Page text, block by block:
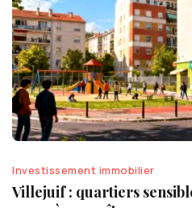
Investissement immobilier
Villejuif : quartiers